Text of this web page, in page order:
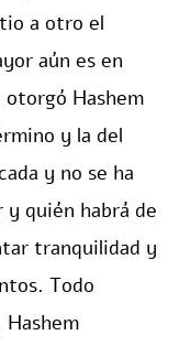
a otro el
aún es en
otorgó Hashem
y la del
y no se ha
quién habrá de
tranquilidad y
Todo